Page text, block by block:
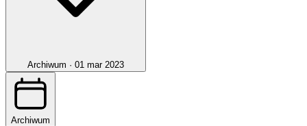
Archiwum · 01 mar 2023
Archiwum